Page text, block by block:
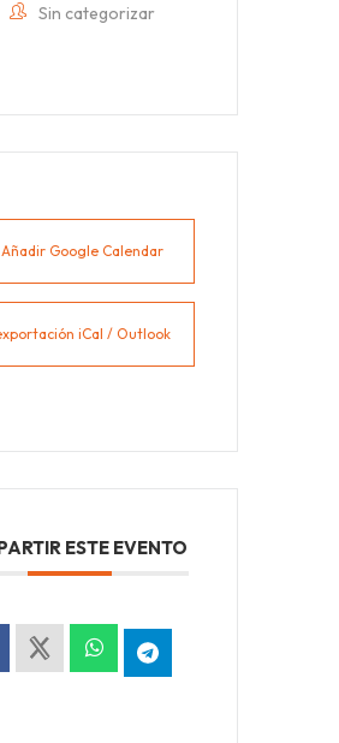
Sin categorizar
Google Calendar
iCal / Outlook
ESTE EVENTO